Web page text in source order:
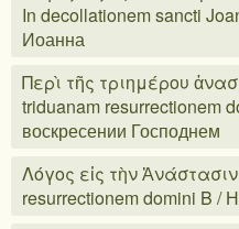
In decollationem sancti
Иоанна
Περὶ τῆς τριημέρου
triduanam resurrectionem
воскресении Господнем
Λόγος εἰς τὴν Ἀνάστασιν
resurrectionem domini B /